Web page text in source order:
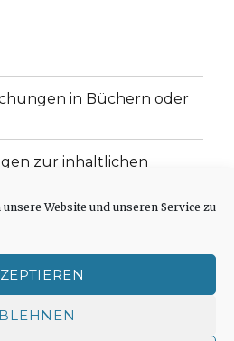
Website und unseren Service zu
in Büchern oder
zur inhaltlichen